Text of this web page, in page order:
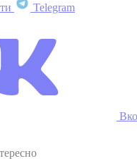
Telegram